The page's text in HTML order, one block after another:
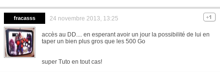
fracasss 24 novembre 2013, 13:25
accès au DD.... en esperant avoir un jour la possibilité de lui en
taper un bien plus gros que les 500 Go
super Tuto en tout cas!